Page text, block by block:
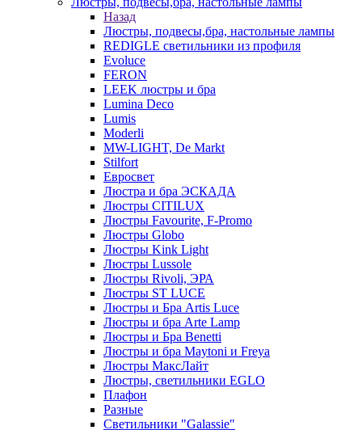
Назад
Люстры, подвесы,бра, настольные лампы
REDIGLE светильники из профиля
Evoluce
FERON
LEEK люстры и бра
Lumina Deco
Lumis
Moderli
MW-LIGHT, De Markt
Stilfort
Евросвет
Люстра и бра ЭСКАДА
Люстры CITILUX
Люстры Favourite, F-Promo
Люстры Globo
Люстры Kink Light
Люстры Lussole
Люстры Rivoli, ЭРА
Люстры ST LUCE
Люстры и Бра Artis Luce
Люстры и бра Arte Lamp
Люстры и Бра Benetti
Люстры и бра Maytoni и Freya
Люстры МаксЛайт
Люстры, светильники EGLO
Плафон
Разные
Светильники "Galassie"